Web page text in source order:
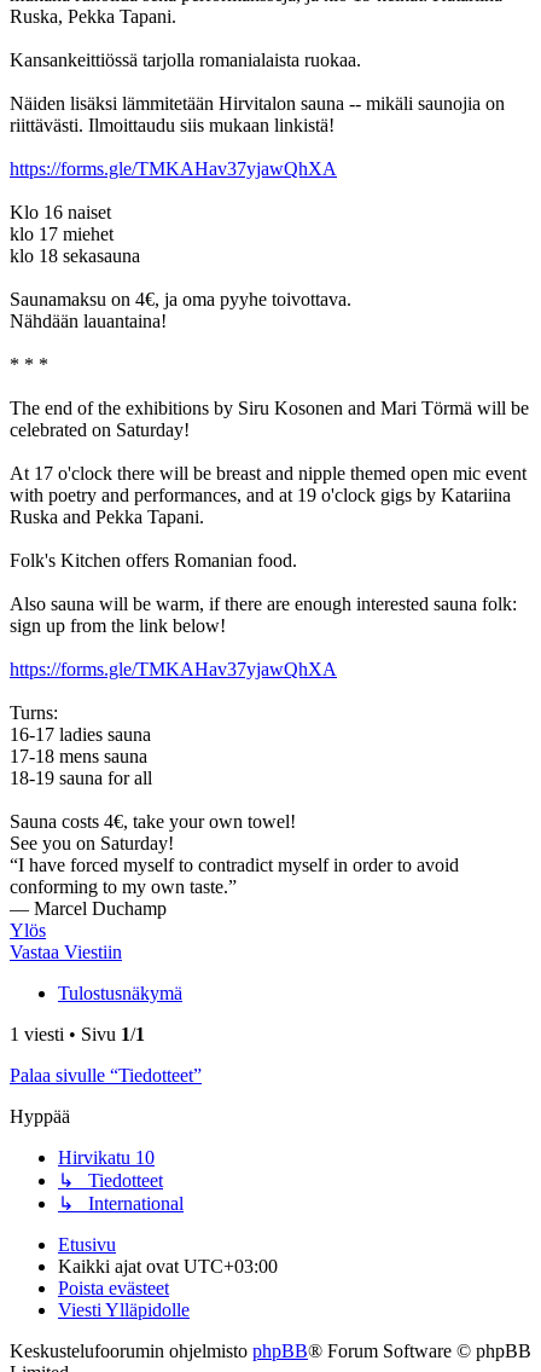
Ruska, Pekka Tapani.
Kansankeittiössä tarjolla romanialaista ruokaa.
Näiden lisäksi lämmitetään Hirvitalon sauna -- mikäli saunojia on
riittävästi. Ilmoittaudu siis mukaan linkistä!
https://forms.gle/TMKAHav37yjawQhXA
Klo 16 naiset
klo 17 miehet
klo 18 sekasauna
Saunamaksu on 4€, ja oma pyyhe toivottava.
Nähdään lauantaina!
* * *
The end of the exhibitions by Siru Kosonen and Mari Törmä will be
celebrated on Saturday!
At 17 o'clock there will be breast and nipple themed open mic event
with poetry and performances, and at 19 o'clock gigs by Katariina
Ruska and Pekka Tapani.
Folk's Kitchen offers Romanian food.
Also sauna will be warm, if there are enough interested sauna folk:
sign up from the link below!
https://forms.gle/TMKAHav37yjawQhXA
Turns:
16-17 ladies sauna
17-18 mens sauna
18-19 sauna for all
Sauna costs 4€, take your own towel!
See you on Saturday!
“I have forced myself to contradict myself in order to avoid
conforming to my own taste.”
― Marcel Duchamp
Ylös
Vastaa Viestiin
Tulostusnäkymä
1 viesti • Sivu 1/1
Palaa sivulle “Tiedotteet”
Hyppää
Hirvikatu 10
↳ Tiedotteet
↳ International
Etusivu
Kaikki ajat ovat UTC+03:00
Poista evästeet
Viesti Ylläpidolle
Keskustelufoorumin ohjelmisto phpBB® Forum Software © phpBB